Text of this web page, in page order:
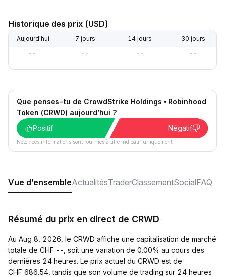
Historique des prix (USD)
Aujourd'hui 7 jours 14 jours 30 jours
-- -- -- --
Que penses-tu de CrowdStrike Holdings • Robinhood
Token (CRWD) aujourd’hui ?
Positif
Négatif
Note : ces informations sont fournies à titre indicatif uniquement.
Vue d’ensembleActualitésTraderClassementSocialFAQ
Résumé du prix en direct de CRWD
Au Aug 8, 2026, le CRWD affiche une capitalisation de marché
totale de CHF --, soit une variation de 0.00% au cours des
dernières 24 heures. Le prix actuel du CRWD est de
CHF 686.54, tandis que son volume de trading sur 24 heures